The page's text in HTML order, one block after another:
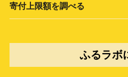
寄付上限額を調べる
ふるラボ